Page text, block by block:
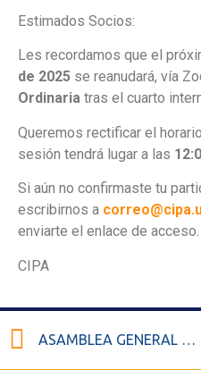
Estimados Socios:
Les recordamos que el
de 2025 se reanudará, vía
Ordinaria tras el cuarto
Queremos rectificar el
sesión tendrá lugar a las
Si aún no confirmaste tu
escribirnos a
enviarte el enlace de acceso.
CIPA
ASAMBLEA GENERAL ORDINARIA – CUARTO INTERMEDIO